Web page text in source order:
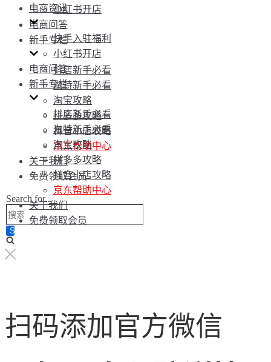
小红书开店
电商问答
新手专栏
抖店新手必看
淘特新手必看
淘宝攻略
拼多多攻略
抖音小店攻略
京东帮助中心
关于我们
免费领取会员
Search for...
电商资讯
快手入驻福利
小红书开店
电商问答
新手专栏
抖店新手必看
淘特新手必看
淘宝攻略
拼多多攻略
抖音小店攻略
京东帮助中心
关于我们
免费领取会员
扫码添加官方微信